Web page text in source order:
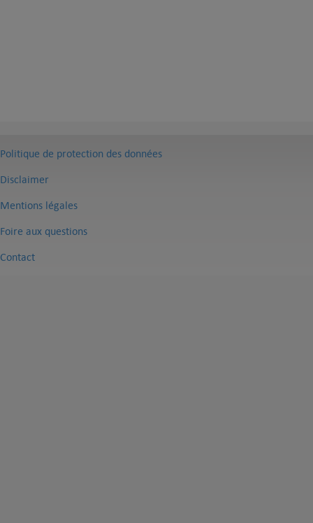
Politique de protection des données
Disclaimer
Mentions légales
Foire aux questions
Contact